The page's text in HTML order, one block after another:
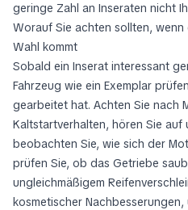
geringe Zahl an Inseraten nicht
Worauf Sie achten sollten,
Wahl kommt
Sobald ein Inserat interessant
Fahrzeug wie ein Exemplar
gearbeitet hat. Achten Sie nach
Kaltstartverhalten, hören Sie auf
beobachten Sie, wie sich der
prüfen Sie, ob das Getriebe
ungleichmäßigem
kosmetischer